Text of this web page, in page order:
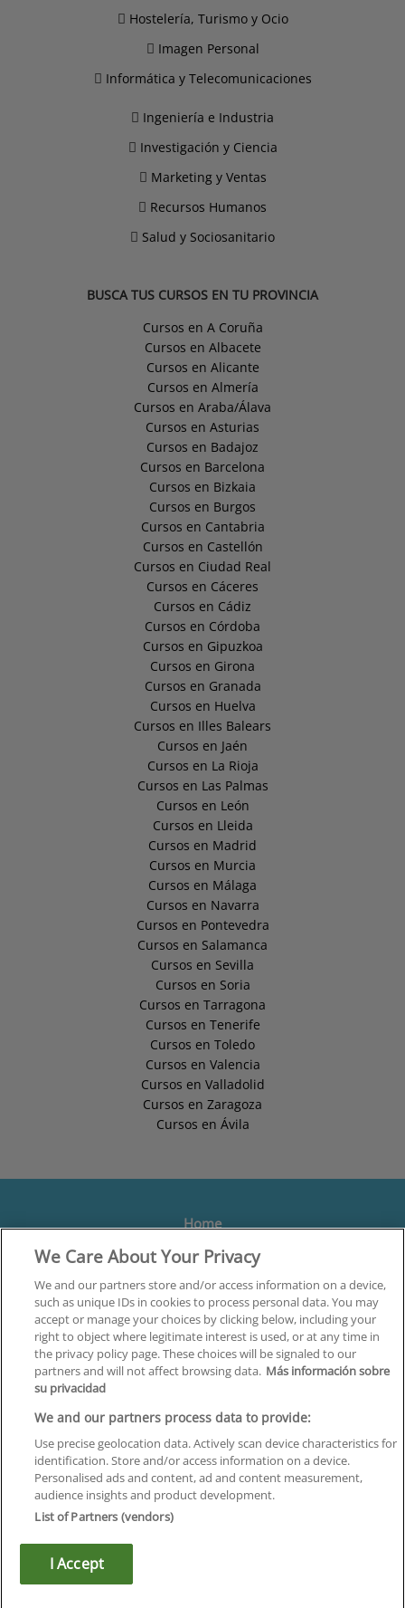
Hostelería, Turismo y Ocio
Imagen Personal
Informática y Telecomunicaciones
Ingeniería e Industria
Investigación y Ciencia
Marketing y Ventas
Recursos Humanos
Salud y Sociosanitario
BUSCA TUS CURSOS EN TU PROVINCIA
Cursos en A Coruña
Cursos en Albacete
Cursos en Alicante
Cursos en Almería
Cursos en Araba/Álava
Cursos en Asturias
Cursos en Badajoz
Cursos en Barcelona
Cursos en Bizkaia
Cursos en Burgos
Cursos en Cantabria
Cursos en Castellón
Cursos en Ciudad Real
Cursos en Cáceres
Cursos en Cádiz
Cursos en Córdoba
Cursos en Gipuzkoa
Cursos en Girona
Cursos en Granada
Cursos en Huelva
Cursos en Illes Balears
Cursos en Jaén
Cursos en La Rioja
Cursos en Las Palmas
Cursos en León
Cursos en Lleida
Cursos en Madrid
Cursos en Murcia
Cursos en Málaga
Cursos en Navarra
Cursos en Pontevedra
Cursos en Salamanca
Cursos en Sevilla
Cursos en Soria
Cursos en Tarragona
Cursos en Tenerife
Cursos en Toledo
Cursos en Valencia
Cursos en Valladolid
Cursos en Zaragoza
Cursos en Ávila
Home
Formación
Centros
Orientación
Quiénes somos
Contacta
Aviso Legal
Política de Privacidad
Política de Cookies
Canal Ético
We Care About Your Privacy
We and our partners store and/or access information on a device,
such as unique IDs in cookies to process personal data. You may
accept or manage your choices by clicking below, including your
right to object where legitimate interest is used, or at any time in
the privacy policy page. These choices will be signaled to our
partners and will not affect browsing data. Más información sobre
su privacidad
We and our partners process data to provide:
Use precise geolocation data. Actively scan device characteristics for
identification. Store and/or access information on a device.
Personalised ads and content, ad and content measurement,
audience insights and product development.
List of Partners (vendors)
I Accept